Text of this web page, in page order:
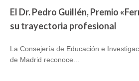
El Dr. Pedro Guillén, Premio
su trayectoria profesional
La Consejería de Educación e
de Madrid reconoce...